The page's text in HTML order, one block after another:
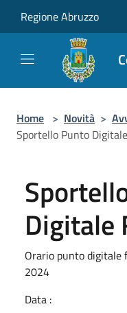
Regione Abruzzo
Home > Novità >
Sportello Punto
Digitale
Orario punto
2024
Data :